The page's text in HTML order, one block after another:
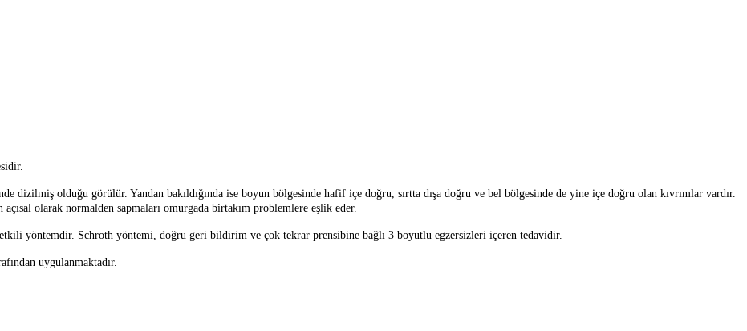
dizilmiş olduğu görülür. Yandan bakıldığında ise boyun bölgesinde hafif içe doğru, sırtta dışa doğru ve bel bölgesinde de yine içe doğru olan kıvrımlar vardır.
olarak normalden sapmaları omurgada birtakım problemlere eşlik eder.
yöntemdir. Schroth yöntemi, doğru geri bildirim ve çok tekrar prensibine bağlı 3 boyutlu egzersizleri içeren tedavidir.
uygulanmaktadır.